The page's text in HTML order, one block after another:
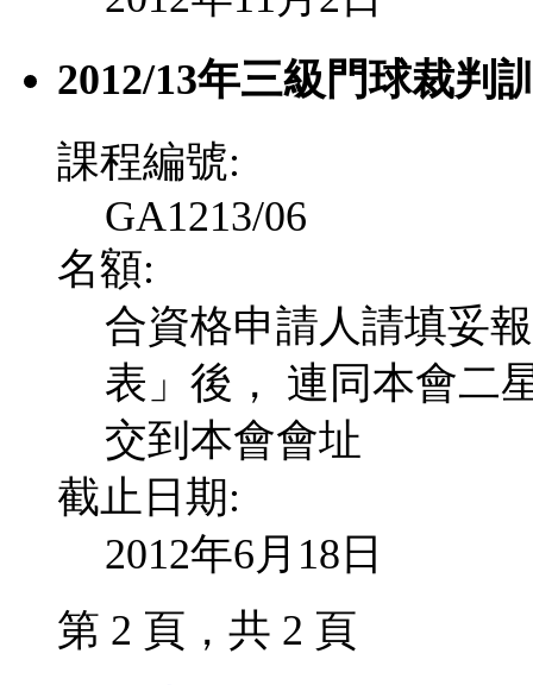
2012/13年三級門球裁判
課程編號:
GA1213/06
名額:
合資格申請人請填妥
表」後， 連同本會二
交到本會會址
截止日期:
2012年6月18日
第 2 頁，共 2 頁